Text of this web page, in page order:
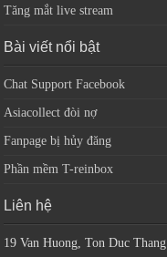
Tăng mắt live stream
Bài viết nổi bật
Chat Support Facebook
Asiacollect đòi nợ
Fanpage bị hủy đăng
Phần mềm T-reinbox
Liên hệ
19 Van Huong, Ton Duc Thang